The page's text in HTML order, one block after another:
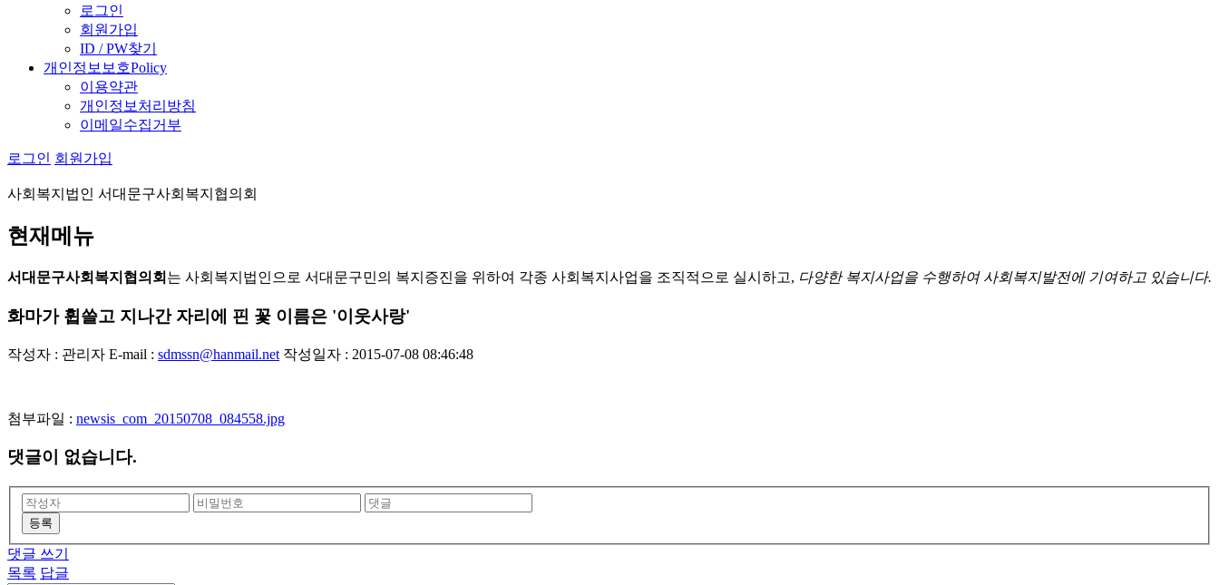
로그인
회원가입
ID / PW찾기
개인정보보호Policy
이용약관
개인정보처리방침
이메일수집거부
로그인 회원가입
사회복지법인 서대문구사회복지협의회
현재메뉴
서대문구사회복지협의회 는 사회복지법인으로 서대문구민의 복지증진을 위하여 각종 사회복지사업을 조직적으로 실시하고, 다양한 복지사업을 수행하여 사회복지발전에 기여하고 있습니다.
화마가 휩쓸고 지나간 자리에 핀 꽃 이름은 '이웃사랑'
작성자 : 관리자 E-mail : sdmssn@hanmail.net 작성일자 : 2015-07-08 08:46:48
첨부파일 : newsis_com_20150708_084558.jpg
댓글이 없습니다.
등록
댓글 쓰기
목록 답글